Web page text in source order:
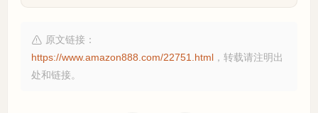
原文链接：
https://www.amazon888.com/22751.html ，转载请注明出
处和链接。